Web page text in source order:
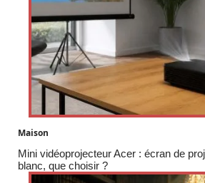
Maison
Mini vidéoprojecteur Acer : écran de
blanc, que choisir ?